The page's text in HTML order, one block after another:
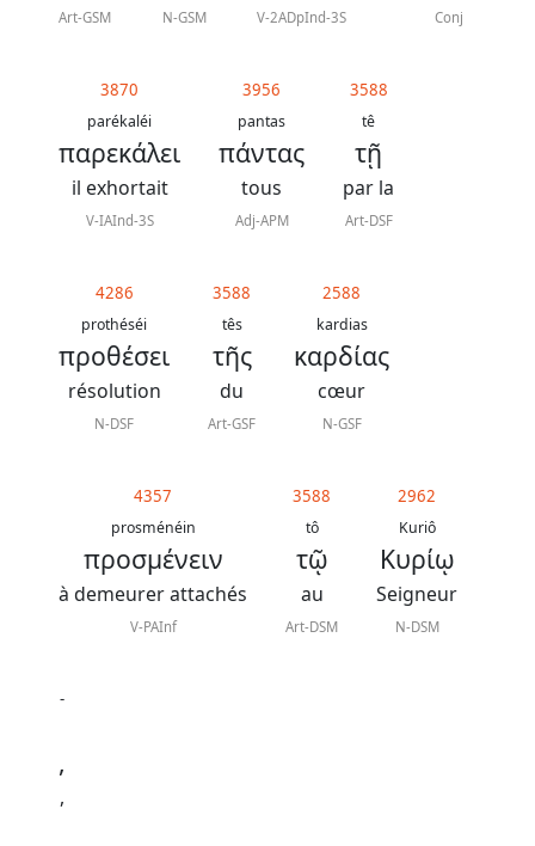
Art-GSM N-GSM V-2ADpInd-3S Conj
3870
parékaléi
παρεκάλει
il exhortait
V-IAInd-3S
3956
pantas
πάντας
tous
Adj-APM
3588
tê
τῇ
par la
Art-DSF
4286
prothéséi
προθέσει
résolution
N-DSF
3588
tês
τῆς
du
Art-GSF
2588
kardias
καρδίας
cœur
N-GSF
4357
prosménéin
προσμένειν
à demeurer attachés
V-PAInf
3588
tô
τῷ
au
Art-DSM
2962
Kuriô
Κυρίῳ
Seigneur
N-DSM
-
,
,
Bible
Traduction
Darby
révisée
contacter
Signaler
une